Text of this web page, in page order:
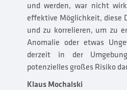
und werden, war nicht
effektive Möglichkeit, diese
und zu korrelieren, um zu
Anomalie oder etwas
derzeit in der
potenzielles großes Risiko
Klaus Mochalski